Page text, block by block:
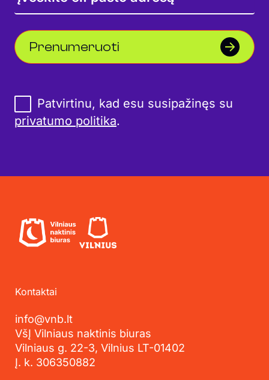
Prenumeruoti
Patvirtinu, kad esu susipažinęs su
privatumo politika.
Kontaktai
info@vnb.lt
VšĮ Vilniaus naktinis biuras
Vilniaus g. 22-3, Vilnius LT-01402
Į. k. 306350882